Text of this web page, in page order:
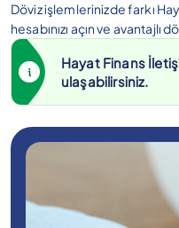
Döviz işlemlerinizde farkı
hesabınızı açın ve avantajlı
Hayat Finans
ulaşabilirsiniz.